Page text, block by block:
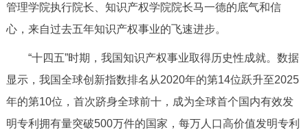
管理学院执行院长、知识产权学院院长马一德的底气和信
心，来自过去五年知识产权事业的飞速进步。
“十四五”时期，我国知识产权事业取得历史性成就。数据
显示，我国全球创新指数排名从2020年的第14位跃升至2025
年的第10位，首次跻身全球前十，成为全球首个国内有效发
明专利拥有量突破500万件的国家，每万人口高价值发明专利